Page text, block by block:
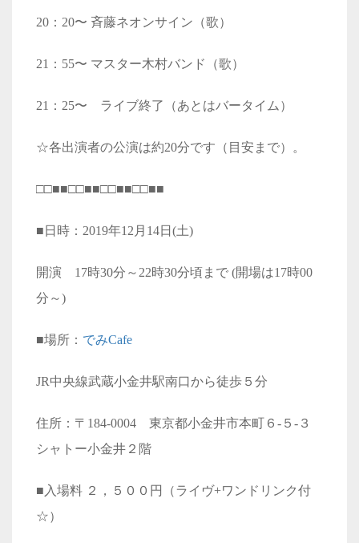
20：20〜 斉藤ネオンサイン（歌）
21：55〜 マスター木村バンド（歌）
21：25〜 ライブ終了（あとはバータイム）
☆各出演者の公演は約20分です（目安まで）。
□□■■□□■■□□■■□□■■
■日時：2019年12月14日(土)
開演 17時30分～22時30分頃まで (開場は17時00
分～)
■場所： でみCafe
JR中央線武蔵小金井駅南口から徒歩５分
住所：〒184-0004 東京都小金井市本町６-５-３
シャトー小金井２階
■入場料 ２，５００円（ライヴ+ワンドリンク付
☆）